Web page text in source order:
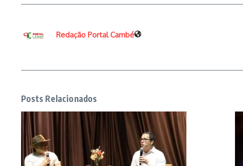
Redação Portal Cambé
Posts Relacionados